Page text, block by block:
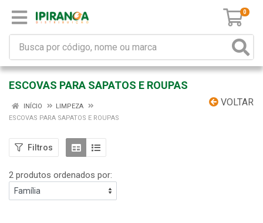
0
ESCOVAS PARA SAPATOS E ROUPAS
VOLTAR
INÍCIO
LIMPEZA
ESCOVAS PARA SAPATOS E ROUPAS
Filtros
2 produtos ordenados por: